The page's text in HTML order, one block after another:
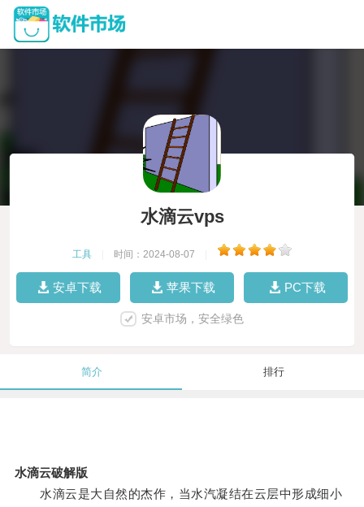
水滴云vps
工具 时间：2024-08-07
安卓下载 苹果下载 PC下载
安卓市场，安全绿色
简介 排行
水滴云破解版
水滴云是大自然的杰作，当水汽凝结在云层中形成细小